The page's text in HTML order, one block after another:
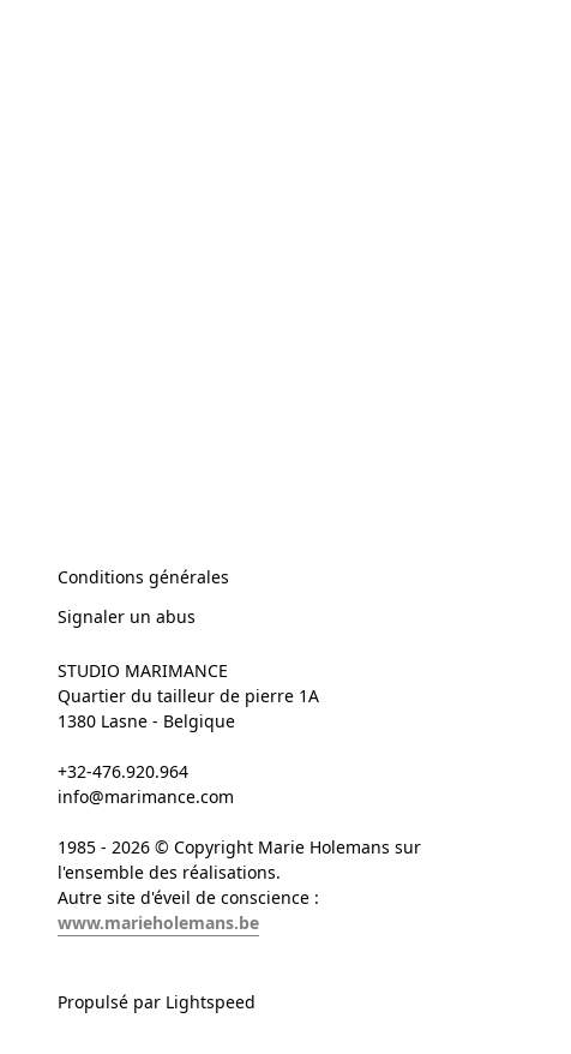
Conditions générales
Signaler un abus
STUDIO MARIMANCE
Quartier du tailleur de pierre 1A
1380 Lasne - Belgique
+32-476.920.964
info@marimance.com
1985 - 2026 © Copyright Marie Holemans sur
l'ensemble des réalisations.
Autre site d'éveil de conscience :
www.marieholemans.be
Propulsé par Lightspeed